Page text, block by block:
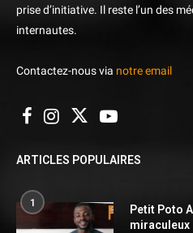
prise d’initiative. Il reste l’un des
internautes.
Contactez-nous via notre email
ARTICLES POPULAIRES
1
Petit Poto
miraculeux